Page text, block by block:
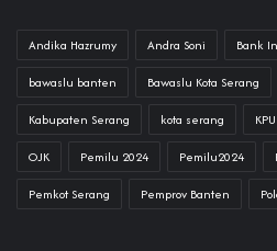
Andika Hazrumy Andra Soni Bank
bawaslu banten Bawaslu Kota Serang
Kabupaten Serang kota serang
OJK Pemilu 2024 Pemilu2024
Pemkot Serang Pemprov Banten